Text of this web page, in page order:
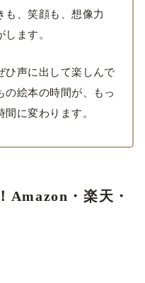
も、笑顔も、想像力
ます。
ひ声に出して楽しんで
の絵本の時間が、もっ
に変わります。
Amazon・楽天・